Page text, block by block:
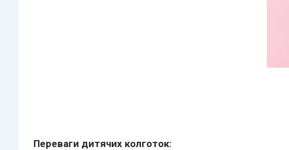
Переваги дитячих колготок: